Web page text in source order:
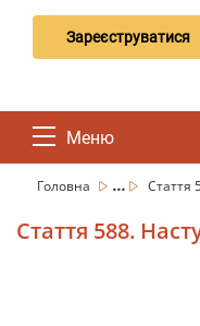
Зареєструватися
Меню
Головна ... Стаття
Стаття 588.